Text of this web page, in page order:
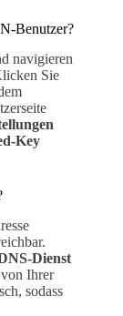
Benutzer?
navigieren
Sie
Key
Dienst
Ihrer
sodass